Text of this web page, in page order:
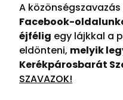
A
Facebook-
éjfélig egy lájkkal a
eldönteni, melyik
Kerékpárosbarát
SZAVAZOK!